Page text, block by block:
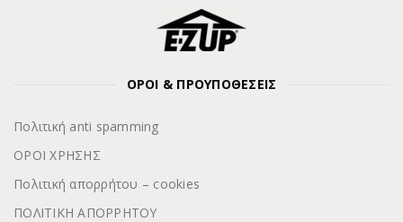
ΟΡΟΙ & ΠΡΟΥΠΟΘΕΣΕΙΣ
Πολιτική anti spamming
ΟΡΟΙ ΧΡΗΣΗΣ
Πολιτική απορρήτου – cookies
ΠΟΛΙΤΙΚΗ ΑΠΟΡΡΗΤΟΥ